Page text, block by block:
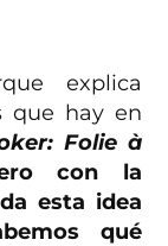
explica
que hay en
Folie à
con la
esta idea
qué